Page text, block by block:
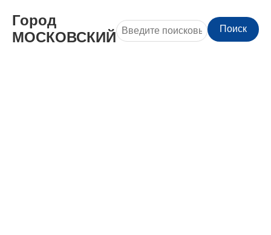
Город
МОСКОВСКИЙ
Поиск